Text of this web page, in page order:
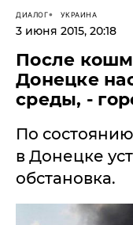
ДИАЛОГ УКРАИНА
3 июня 2015, 20:18
После
Донецке
среды, -
По
в Донецке
обстановка.